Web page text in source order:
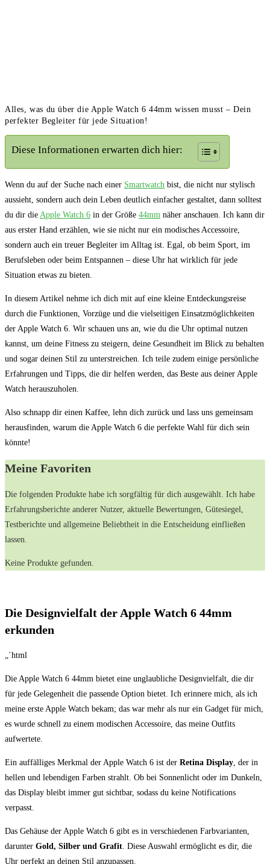
Alles, was du über die Apple Watch 6 44mm wissen musst – Dein
perfekter Begleiter für jede Situation!
Diese Informationen erwarten dich hier:
Wenn du auf der Suche ‍nach einer Smartwatch bist, die ⁤nicht nur stylisch
aussieht, sondern auch dein Leben deutlich einfacher gestaltet, dann solltest⁣
du dir die ‌ Apple Watch 6 in der Größe 44mm näher anschauen. Ich kann dir
aus ⁤erster Hand erzählen, wie sie​ nicht ‍nur⁤ ein modisches Accessoire,
sondern auch ein treuer Begleiter im Alltag ist. Egal, ob beim Sport, im
Berufsleben‍ oder⁢ beim Entspannen – diese Uhr⁣ hat wirklich für jede
Situation etwas‍ zu bieten.
In diesem ⁢Artikel nehme ich dich mit‍ auf eine ⁢kleine ⁢Entdeckungsreise
durch die Funktionen, Vorzüge und die vielseitigen Einsatzmöglichkeiten
der‍ Apple Watch ⁤6. Wir schauen uns an, ‌wie du​ die Uhr optimal nutzen
‌kannst,‌ um deine Fitness​ zu​ steigern, deine Gesundheit im Blick zu ‌behalten
⁣und sogar deinen Stil zu unterstreichen. Ich​ teile zudem einige ​persönliche
Erfahrungen und Tipps, die dir helfen werden, das Beste aus deiner⁣ Apple
Watch⁣ herauszuholen.
Also schnapp dir einen Kaffee,⁣ lehn ​dich zurück und lass uns ⁤gemeinsam
⁣herausfinden, warum die Apple Watch 6⁤ die perfekte Wahl für dich sein
könnte!
Meine Favoriten
Die folgenden Produkte habe ich sorgfältig für dich ausgewählt. Ich habe
Erfahrungsberichte anderer⁢ Nutzer, ⁢aktuelle Bewertungen, Gütesiegel,
Testberichte und allgemeine Beliebtheit​ in die Entscheidung⁤ einfließen
lassen.
Keine Produkte gefunden.
Die Designvielfalt der Apple Watch 6 44mm
erkunden
„`html
Die Apple Watch⁣ 6⁣ 44mm bietet eine unglaubliche Designvielfalt, die ​dir
für jede Gelegenheit die passende Option bietet. Ich erinnere mich, als ich
meine erste Apple Watch ​bekam; das war mehr als nur ein ‍Gadget für mich,
es wurde schnell zu einem modischen Accessoire, das meine Outfits
aufwertete.
Ein auffälliges Merkmal⁤ der Apple ‌Watch 6 ist⁢ der Retina⁢ Display, der ‍in
hellen und lebendigen Farben strahlt. Ob bei Sonnenlicht oder im Dunkeln,
das ‍Display bleibt immer ⁣gut ‌sichtbar, sodass du keine Notifications ​
verpasst.
Das Gehäuse der ⁢Apple Watch 6 gibt es in verschiedenen⁣ Farbvarianten,
darunter Gold,‍ Silber und Grafit.⁣ Diese Auswahl ermöglicht ⁣es ⁢dir, ​die
Uhr perfekt⁢ an deinen Stil⁣ anzupassen.